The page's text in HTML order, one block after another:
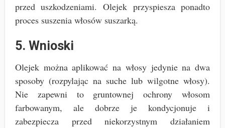
przed uszkodzeniami. Olejek przyspiesza ponadto
proces suszenia włosów suszarką.
5. Wnioski
Olejek można aplikować na włosy jedynie na dwa
sposoby (rozpylając na suche lub wilgotne włosy).
Nie zapewni to gruntownej ochrony włosom
farbowanym, ale dobrze je kondycjonuje i
zabezpiecza przed niekorzystnym działaniem